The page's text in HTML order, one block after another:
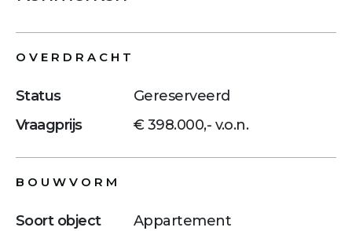
OVERDRACHT
Status
Gereserveerd
Vraagprijs
€ 398.000,- v.o.n.
BOUWVORM
Soort object
Appartement